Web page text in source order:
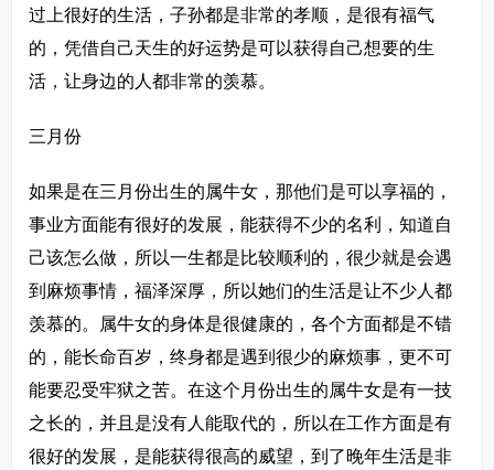
过上很好的生活，子孙都是非常的孝顺，是很有福气
的，凭借自己天生的好运势是可以获得自己想要的生
活，让身边的人都非常的羡慕。
三月份
如果是在三月份出生的属牛女，那他们是可以享福的，
事业方面能有很好的发展，能获得不少的名利，知道自
己该怎么做，所以一生都是比较顺利的，很少就是会遇
到麻烦事情，福泽深厚，所以她们的生活是让不少人都
羡慕的。属牛女的身体是很健康的，各个方面都是不错
的，能长命百岁，终身都是遇到很少的麻烦事，更不可
能要忍受牢狱之苦。在这个月份出生的属牛女是有一技
之长的，并且是没有人能取代的，所以在工作方面是有
很好的发展，是能获得很高的威望，到了晚年生活是非